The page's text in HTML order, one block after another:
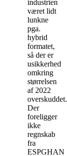
industrien
været lidt
lunkne
pga.
hybrid
formatet,
så der er
usikkerhed
omkring
størrelsen
af 2022
overskuddet.
Der
foreligger
ikke
regnskab
fra
ESPGHAN